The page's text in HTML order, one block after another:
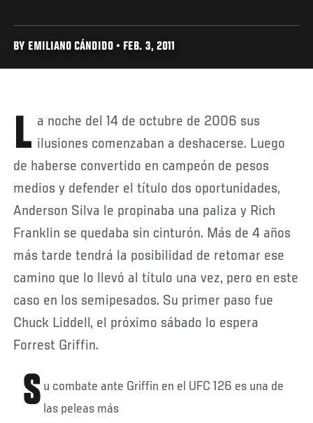
BY EMILIANO CÁNDIDO • FEB. 3, 2011
La noche del 14 de octubre de 2006 sus ilusiones comenzaban a deshacerse. Luego
de haberse convertido en campeón de pesos
medios y defender el título dos oportunidades,
Anderson Silva le propinaba una paliza y Rich
Franklin se quedaba sin cinturón. Más de 4 años
más tarde tendrá la posibilidad de retomar ese
camino que lo llevó al título una vez, pero en este
caso en los semipesados. Su primer paso fue
Chuck Liddell, el próximo sábado lo espera
Forrest Griffin.
S u combate ante Griffin en el UFC 126 es una de
las peleas más